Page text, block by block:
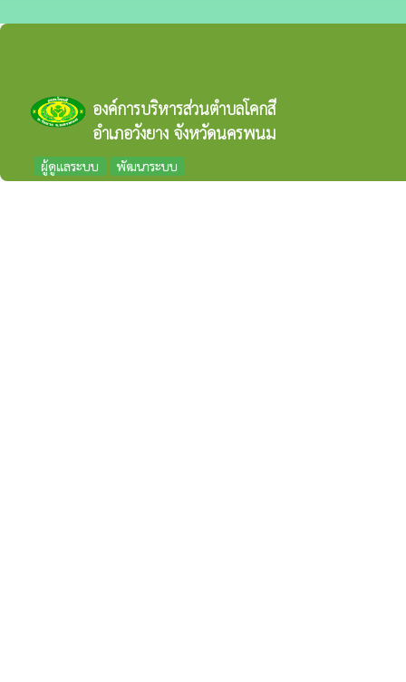
องค์การบริหารส่วนตำบลโคกสี
อำเภอวังยาง จังหวัดนครพนม
ผู้ดูแลระบบ พัฒนาระบบ